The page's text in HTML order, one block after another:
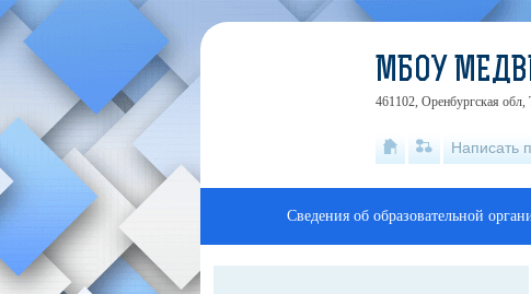
МБОУ
461102, Оренбургская
Написать
Сведения об образовательной